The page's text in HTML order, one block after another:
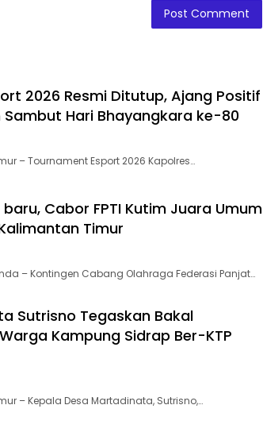
2026 Resmi Ditutup, Ajang Positif
Hari Bhayangkara ke-80
– Tournament Esport 2026 Kapolres…
Cabor FPTI Kutim Juara Umum
Timur
– Kontingen Cabang Olahraga Federasi Panjat…
Sutrisno Tegaskan Bakal
Kampung Sidrap Ber-KTP
– Kepala Desa Martadinata, Sutrisno,…